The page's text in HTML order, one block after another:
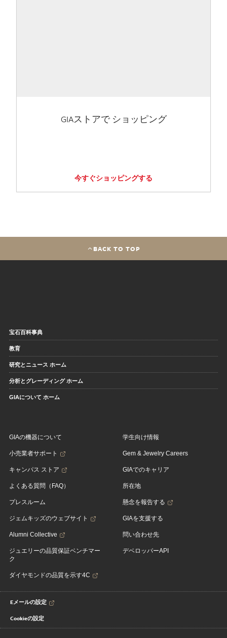
GIAストアで ショッピング
今すぐショッピングする
BACK TO TOP
宝石百科事典
教育
研究とニュース ホーム
分析とグレーディング ホーム
GIAについて ホーム
GIAの機器について
小売業者サポート
キャンパス ストア
よくある質問（FAQ）
プレスルーム
ジェムキッズのウェブサイト
Alumni Collective
ジュエリーの品質保証ベンチマー
ク
ダイヤモンドの品質を示す4C
学生向け情報
Gem & Jewelry Careers
GIAでのキャリア
所在地
懸念を報告する
GIAを支援する
問い合わせ先
デベロッパーAPI
Eメールの設定
Cookieの設定